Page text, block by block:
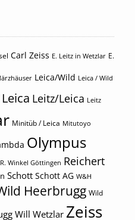
Carl Zeiss E. Leitz in Wetzlar E.
Leica/Wild Leica / Wild
Leitz/Leica Leitz
Minitüb / Leica Mitutoyo
Olympus
R. Winkel Göttingen Reichert
Schott Schott AG W&H
Heerbrugg Wild
Will Wetzlar Zeiss